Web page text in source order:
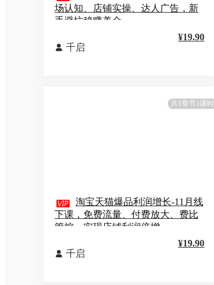
场认知、店铺实操、达人广告，新
手避坑稳赚美金
 千启
¥19.90
共1章节1课时
 淘宝天猫爆品利润增长-11月线
下课，免费流量、付费放大、费比
管控，实现店铺利润倍增
 千启
¥19.90